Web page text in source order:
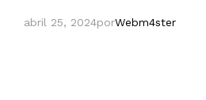
abril 25, 2024porWebm4ster